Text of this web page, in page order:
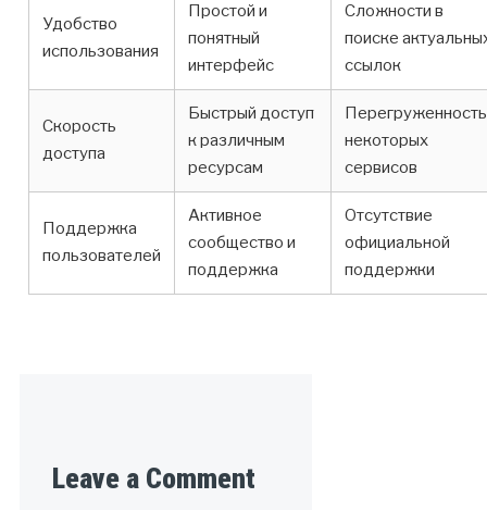
Удобство
использования
Простой и
понятный
интерфейс
Сложности в
поиске
ссылок
Скорость
доступа
Быстрый доступ
к различным
ресурсам
Перегруженность
некоторых
сервисов
Поддержка
пользователей
Активное
сообщество и
поддержка
Отсутствие
официальной
поддержки
Leave a Comment